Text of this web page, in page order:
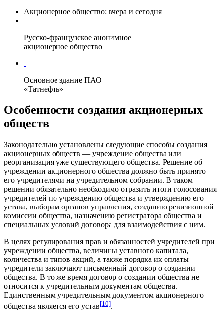
Акционерное общество: вчера и сегодня
Русско-французское анонимное
акционерное общество
Основное здание ПАО
«Татнефть»
Особенности создания акционерных
обществ
Законодательно установлены следующие способы создания
акционерных обществ — учреждение общества или
реорганизация уже существующего общества. Решение об
учреждении акционерного общества должно быть принято
его учредителями на учредительном собрании. В таком
решении обязательно необходимо отразить итоги голосования
учредителей по учреждению общества и утверждению его
устава, выборам органов управления, созданию ревизионной
комиссии общества, назначению регистратора общества и
специальных условий договора для взаимодействия с ним.
В целях регулирования прав и обязанностей учредителей при
учреждении общества, величины уставного капитала,
количества и типов акций, а также порядка их оплаты
учредители заключают письменный договор о создании
общества. В то же время договор о создании общества не
относится к учредительным документам общества.
Единственным учредительным документом акционерного
общества является его устав[10].